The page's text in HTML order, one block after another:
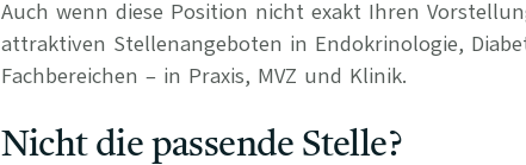
Auch wenn diese Position nicht exakt Ihren
attraktiven Stellenangeboten in Endokrinologie,
Fachbereichen – in Praxis, MVZ und Klinik.
Nicht die passende Stelle?